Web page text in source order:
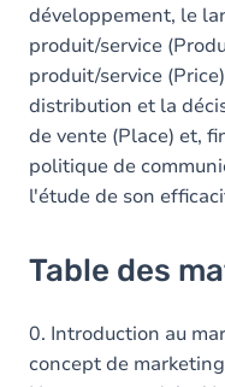
développement, le
produit/service
produit/service
distribution et la
de vente (Place) et,
politique de
l'étude de son
Table des
0. Introduction au
concept de